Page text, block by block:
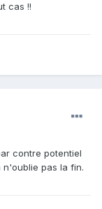
cas !!
contre potentiel
pas la fin.